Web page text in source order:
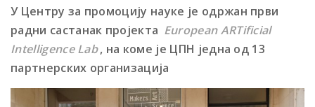
У Центру за промоцију науке је одржан први
радни састанак пројекта European ARTificial
Intelligence Lab, на коме је ЦПН једна од 13
партнерских организација